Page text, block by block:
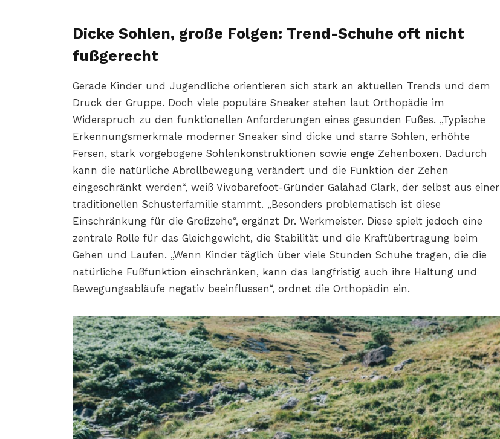
Dicke Sohlen, große Folgen: Trend-Schuhe oft nicht
fußgerecht
Gerade Kinder und Jugendliche orientieren sich stark an aktuellen Trends und dem
Druck der Gruppe. Doch viele populäre Sneaker stehen laut Orthopädie im
Widerspruch zu den funktionellen Anforderungen eines gesunden Fußes. „Typische
Erkennungsmerkmale moderner Sneaker sind dicke und starre Sohlen, erhöhte
Fersen, stark vorgebogene Sohlenkonstruktionen sowie enge Zehenboxen. Dadurch
kann die natürliche Abrollbewegung verändert und die Funktion der Zehen
eingeschränkt werden“, weiß Vivobarefoot-Gründer Galahad Clark, der selbst aus einer
traditionellen Schusterfamilie stammt. „Besonders problematisch ist diese
Einschränkung für die Großzehe“, ergänzt Dr. Werkmeister. Diese spielt jedoch eine
zentrale Rolle für das Gleichgewicht, die Stabilität und die Kraftübertragung beim
Gehen und Laufen. „Wenn Kinder täglich über viele Stunden Schuhe tragen, die die
natürliche Fußfunktion einschränken, kann das langfristig auch ihre Haltung und
Bewegungsabläufe negativ beeinflussen“, ordnet die Orthopädin ein.